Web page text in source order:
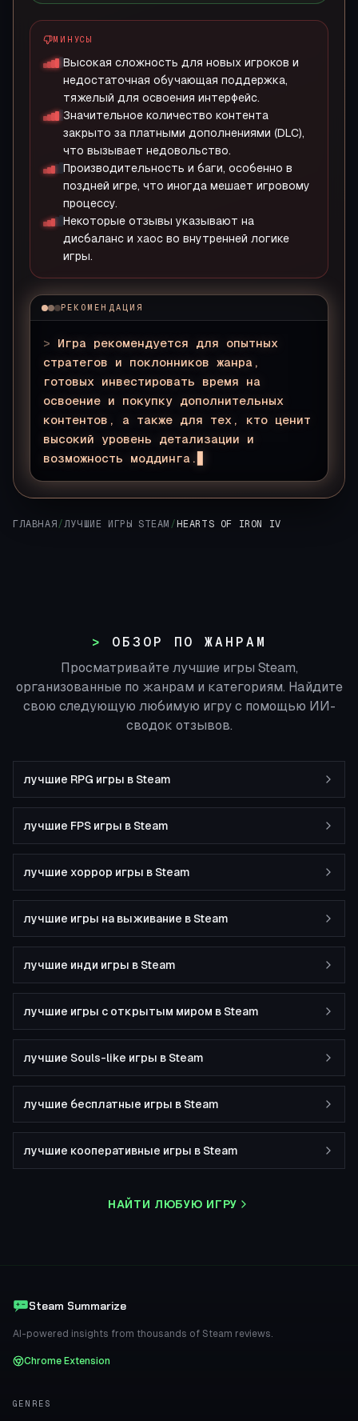
МИНУСЫ
Высокая сложность для новых игроков и
недостаточная обучающая поддержка,
тяжелый для освоения интерфейс.
Значительное количество контента
закрыто за платными дополнениями (DLC),
что вызывает недовольство.
Производительность и баги, особенно в
поздней игре, что иногда мешает игровому
процессу.
Некоторые отзывы указывают на
дисбаланс и хаос во внутренней логике
игры.
РЕКОМЕНДАЦИЯ
> Игра рекомендуется для опытных
стратегов и поклонников жанра,
готовых инвестировать время на
освоение и покупку дополнительных
контентов, а также для тех, кто ценит
высокий уровень детализации и
возможность моддинга.
ГЛАВНАЯ /ЛУЧШИЕ ИГРЫ STEAM / HEARTS OF IRON IV
ОБЗОР ПО ЖАНРАМ
Просматривайте лучшие игры Steam,
организованные по жанрам и категориям. Найдите
свою следующую любимую игру с помощью ИИ-
сводок отзывов.
лучшие RPG игры в Steam
лучшие FPS игры в Steam
лучшие хоррор игры в Steam
лучшие игры на выживание в Steam
лучшие инди игры в Steam
лучшие игры с открытым миром в Steam
лучшие Souls-like игры в Steam
лучшие бесплатные игры в Steam
лучшие кооперативные игры в Steam
НАЙТИ ЛЮБУЮ ИГРУ
Steam Summarize
AI-powered insights from thousands of Steam reviews.
Chrome Extension
GENRES